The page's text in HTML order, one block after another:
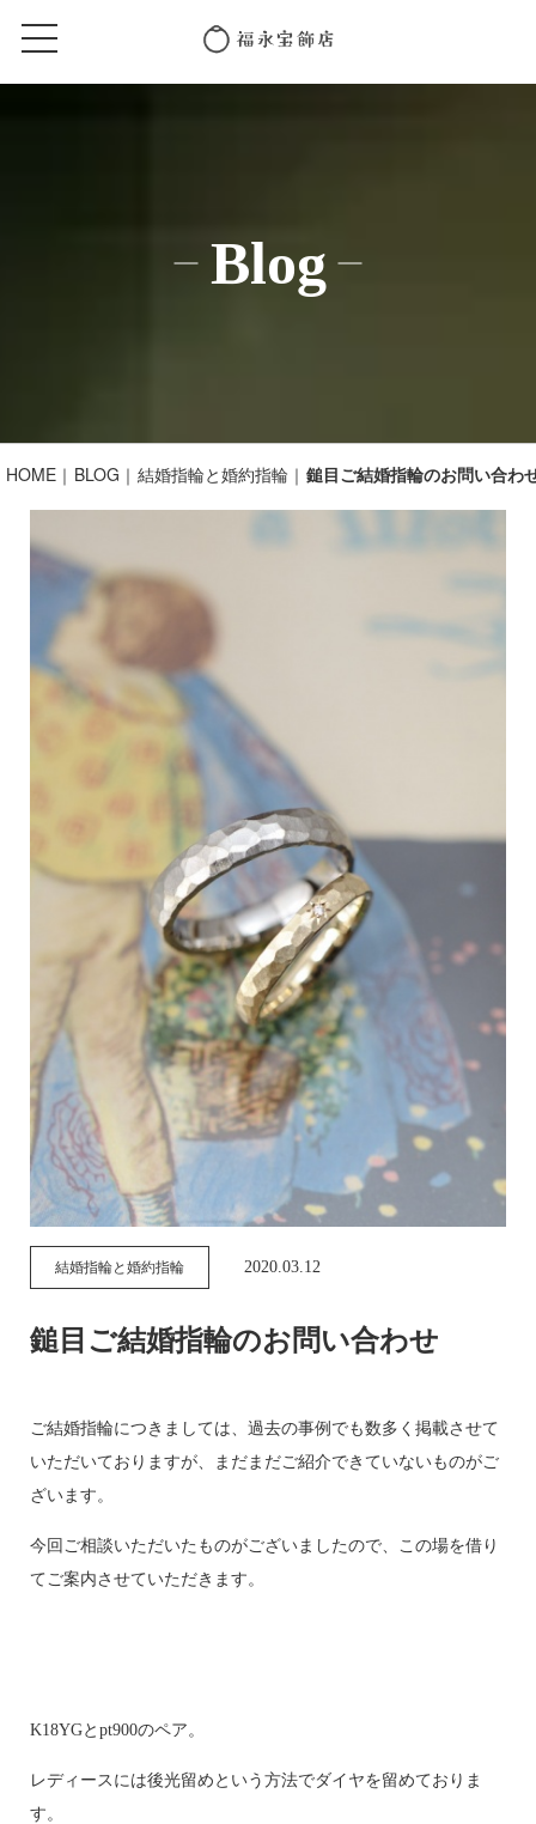
Blog
HOME BLOG 結婚指輪と婚約指輪 鎚目ご結婚指輪のお問い合わ
結婚指輪と婚約指輪 2020.03.12
鎚目ご結婚指輪のお問い合わせ
ご結婚指輪につきましては、過去の事例でも数多く掲載させて
いただいておりますが、まだまだご紹介できていないものがご
ざいます。
今回ご相談いただいたものがございましたので、この場を借り
てご案内させていただきます。
K18YGとpt900のペア。
レディースには後光留めという方法でダイヤを留めておりま
す。